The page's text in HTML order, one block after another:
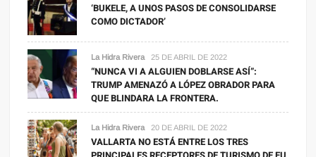
‘BUKELE, A UNOS PASOS DE CONSOLIDARSE
COMO DICTADOR’
La Hidra Rivera 25 DE ABRIL DE 2022
“NUNCA VI A ALGUIEN DOBLARSE ASÍ”:
TRUMP AMENAZÓ A LÓPEZ OBRADOR PARA
QUE BLINDARA LA FRONTERA.
La Hidra Rivera 20 DE ABRIL DE 2022
VALLARTA NO ESTÁ ENTRE LOS TRES